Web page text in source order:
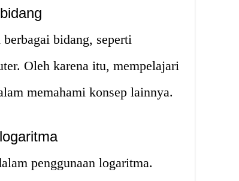
bidang, seperti
Oleh karena itu, mempelajari
memahami konsep lainnya.
penggunaan logaritma.